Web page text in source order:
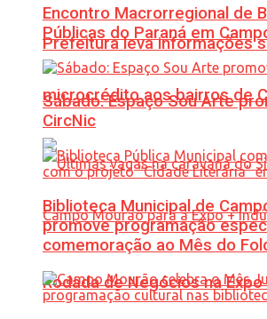
Prefeitura leva informações
microcrédito aos bairros de
Rodada de Negócios na
Encontro Macrorregional de
Públicas do Paraná em
Sábado: Espaço Sou Arte
CircNic
Biblioteca Municipal de
promove programação
comemoração ao Mês do